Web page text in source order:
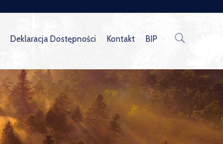
Deklaracja Dostępności Kontakt BIP